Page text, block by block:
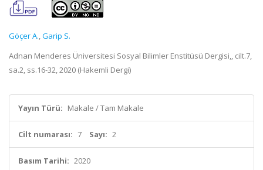
Göçer A.,Garip S.
Adnan Menderes Üniversitesi Sosyal Bilimler Enstitüsü Dergisi,, cilt.7,
sa.2, ss.16-32, 2020 (Hakemli Dergi)
Yayın Türü: Makale / Tam Makale
Cilt numarası: 7 Sayı: 2
Basım Tarihi: 2020